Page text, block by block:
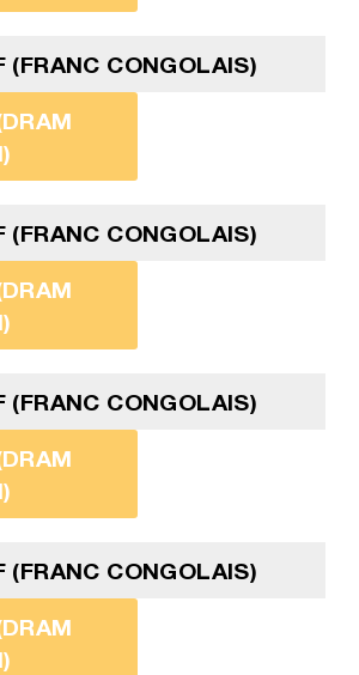
(FRANC CONGOLAIS)
(FRANC CONGOLAIS)
(FRANC CONGOLAIS)
(FRANC CONGOLAIS)